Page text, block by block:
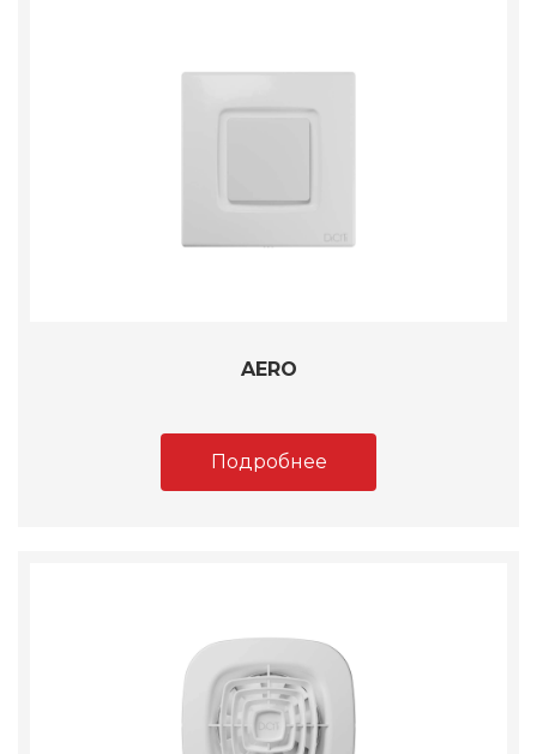
AERO
Подробнее